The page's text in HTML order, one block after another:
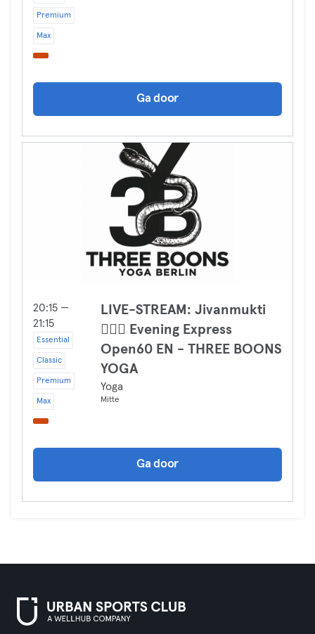
Premium
Max
Ga door
20:15 —
21:15
Essential
Classic
Premium
Max
LIVE-STREAM: Jivanmukti
🧘🏻‍♀️ Evening Express
Open60 EN - THREE BOONS
YOGA
Yoga
Mitte
Ga door